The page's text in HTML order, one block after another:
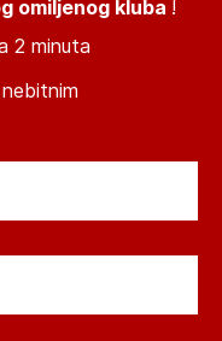
omiljenog kluba !
2 minuta